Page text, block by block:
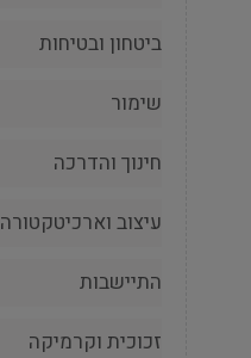
ביטחון ובטיחות
שימור
חינוך והדרכה
עיצוב וארכיטקטורה
התיישבות
זכוכית וקרמיקה